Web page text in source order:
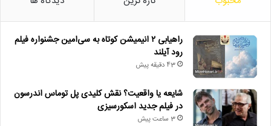
راهیابی ۲ انیمیشن کوتاه به سی‌امین جشنواره فیلم
رود آیلند
43 دقیقه پیش
شایعه یا واقعیت؟ نقش کلیدی پل توماس اندرسون
در فیلم جدید اسکورسیزی
3 ساعت پیش